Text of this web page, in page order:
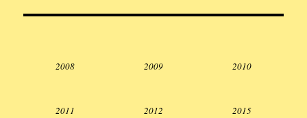
2008 2009 2010
2011 2012 2015